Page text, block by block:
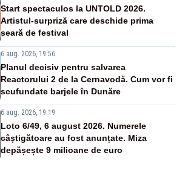
Start spectaculos la UNTOLD 2026.
Artistul-surpriză care deschide prima
seară de festival
6 aug. 2026, 19:56
Planul decisiv pentru salvarea
Reactorului 2 de la Cernavodă. Cum vor fi
scufundate barjele în Dunăre
6 aug. 2026, 19:19
Loto 6/49, 6 august 2026. Numerele
câștigătoare au fost anunțate. Miza
depășește 9 milioane de euro